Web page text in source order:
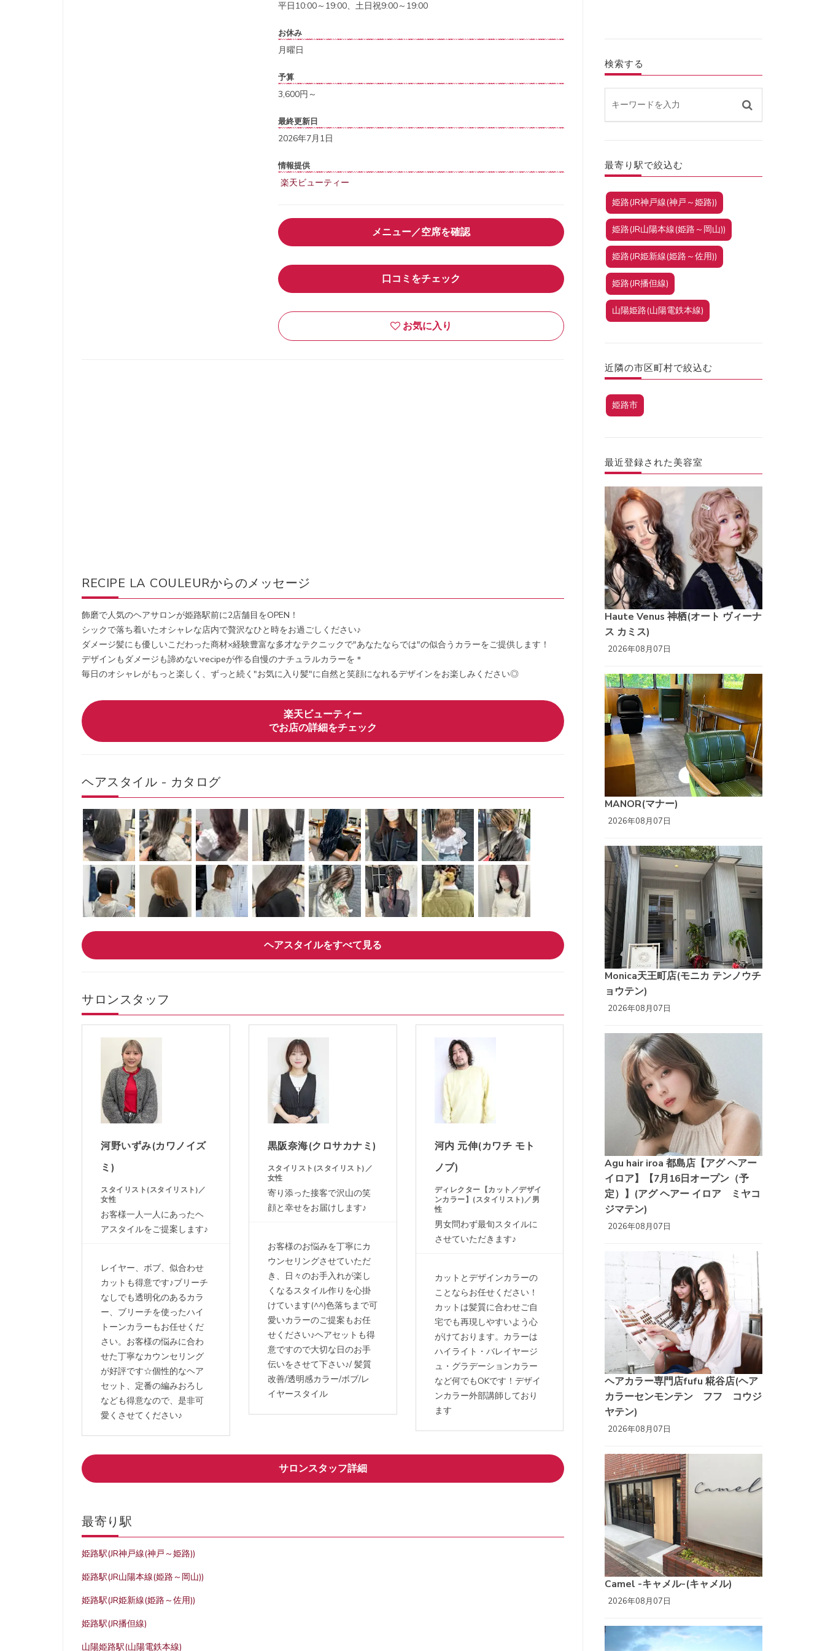
平日10:00～19:00、土日祝9:00～19:00
お休み
月曜日
予算
3,600円～
最終更新日
2026年7月1日
情報提供
楽天ビューティー
メニュー／空席を確認
口コミをチェック
お気に入り
RECIPE LA COULEURからのメッセージ
飾磨で人気のヘアサロンが姫路駅前に2店舗目をOPEN！
シックで落ち着いたオシャレな店内で贅沢なひと時をお過ごしください♪
ダメージ髪にも優しいこだわった商材×経験豊富な多才なテクニックで"あなたならでは"の似合うカラーをご提供します！
デザインもダメージも諦めないrecipeが作る自慢のナチュラルカラーを＊
毎日のオシャレがもっと楽しく、ずっと続く"お気に入り髪"に自然と笑顔になれるデザインをお楽しみください◎
楽天ビューティー
でお店の詳細をチェック
ヘアスタイル - カタログ
ヘアスタイルをすべて見る
サロンスタッフ
河野いずみ(カワノイズ
ミ)
スタイリスト(スタイリスト)／
女性
お客様一人一人にあったヘ
アスタイルをご提案します♪
レイヤー、ボブ、似合わせ
カットも得意です♪ブリーチ
なしでも透明化のあるカラ
ー、ブリーチを使ったハイ
トーンカラーもお任せくだ
さい。お客様の悩みに合わ
せた丁寧なカウンセリング
が好評です☆個性的なヘア
セット、定番の編みおろし
なども得意なので、是非可
愛くさせてください♪
黒阪奈海(クロサカナミ)
スタイリスト(スタイリスト)／
女性
寄り添った接客で沢山の笑
顔と幸せをお届けします♪
お客様のお悩みを丁寧にカ
ウンセリングさせていただ
き、日々のお手入れが楽し
くなるスタイル作りを心掛
けています(^^)色落ちまで可
愛いカラーのご提案もお任
せください♪ヘアセットも得
意ですので大切な日のお手
伝いをさせて下さい♪/ 髪質
改善/透明感カラー/ボブ/レ
イヤースタイル
河内 元伸(カワチ モト
ノブ)
ディレクター【カット／デザイ
ンカラー】(スタイリスト)／男
性
男女問わず最旬スタイルに
させていただきます♪
カットとデザインカラーの
ことならお任せください！
カットは髪質に合わせご自
宅でも再現しやすいよう心
がけております。カラーは
ハイライト・バレイヤージ
ュ・グラデーションカラー
など何でもOKです！デザイ
ンカラー外部講師しており
ます
サロンスタッフ詳細
最寄り駅
姫路駅(JR神戸線(神戸～姫路))
姫路駅(JR山陽本線(姫路～岡山))
姫路駅(JR姫新線(姫路～佐用))
姫路駅(JR播但線)
山陽姫路駅(山陽電鉄本線)
検索する
最寄り駅で絞込む
姫路(JR神戸線(神戸～姫路))
姫路(JR山陽本線(姫路～岡山))
姫路(JR姫新線(姫路～佐用))
姫路(JR播但線)
山陽姫路(山陽電鉄本線)
近隣の市区町村で絞込む
姫路市
最近登録された美容室
Haute Venus 神栖(オート ヴィーナ
ス カミス)
2026年08月07日
MANOR(マナー)
2026年08月07日
Monica天王町店(モニカ テンノウチ
ョウテン)
2026年08月07日
Agu hair iroa 都島店【アグ ヘアー
イロア】【7月16日オープン（予
定）】(アグ ヘアー イロア ミヤコ
ジマテン)
2026年08月07日
ヘアカラー専門店fufu 糀谷店(ヘア
カラーセンモンテン フフ コウジ
ヤテン)
2026年08月07日
Camel -キャメル-(キャメル)
2026年08月07日